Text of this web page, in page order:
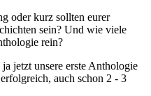
oder kurz sollten eurer
sein? Und wie viele
rein?
jetzt unsere erste Anthologie
auch schon 2 - 3